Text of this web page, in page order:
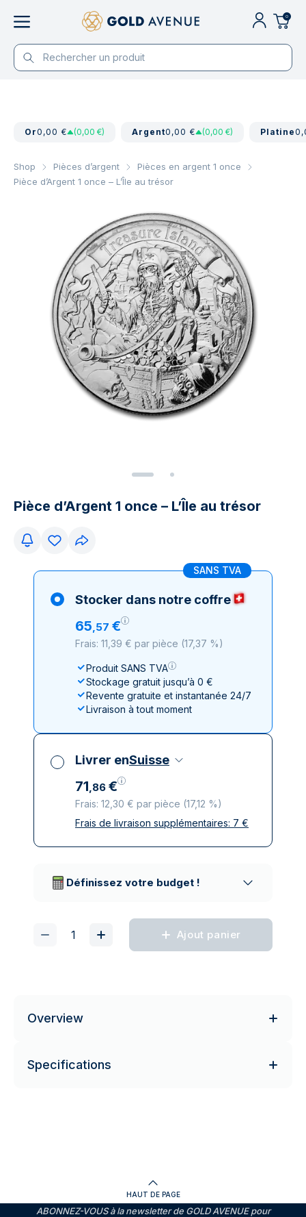
0
Or0,00 € (0,00 €) Argent0,00 € (0,00 €) Platine
Shop Pièces d’argent
Pièces en argent 1 once
Pièce d’Argent 1 once – L’Île au trésor
Pièce d’Argent 1 once – L’Île au trésor
SANS TVA
Stocker dans notre coffre
65,57 €
Frais: 11,39 € par pièce (17,37 %)
Produit SANS TVA
Stockage gratuit jusqu’à 0 €
Revente gratuite et instantanée 24/7
Livraison à tout moment
Livrer enSuisse
71,86 €
Frais: 12,30 € par pièce (17,12 %)
Toutes taxes comprises
Frais de livraison supplémentaires: 7 €
Définissez votre budget !
Ajout panier
Overview
Specifications
HAUT DE PAGE
ABONNEZ-VOUS à la newsletter de GOLD AVENUE pour